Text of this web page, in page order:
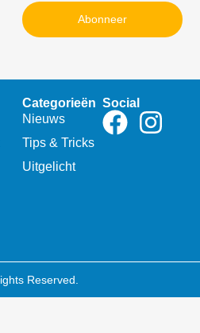
Abonneer
Categorieën
Nieuws
Tips & Tricks
Uitgelicht
Social
Reserved.